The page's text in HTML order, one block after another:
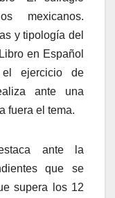
mexicanos.
y tipología del
en Español
el ejercicio de
ante una
fuera el tema.
ante la
que se
supera los 12